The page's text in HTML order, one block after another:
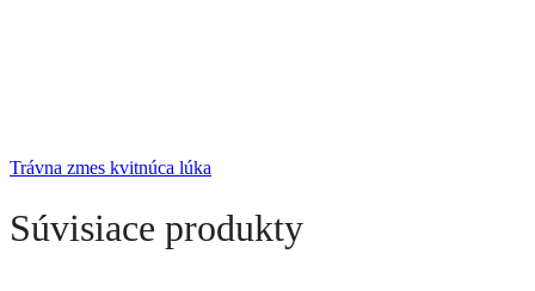
Trávna zmes kvitnúca lúka
Súvisiace produkty